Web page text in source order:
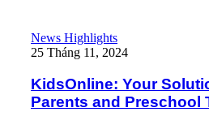
KidsOnline: Your Solution for
News Highlights
25 Tháng 11, 2024
KidsOnline: Your
Parents and Preschool